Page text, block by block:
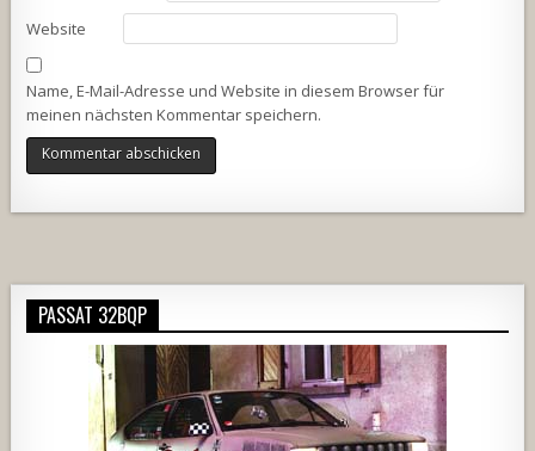
Website
Name, E-Mail-Adresse und Website in diesem Browser für
meinen nächsten Kommentar speichern.
PASSAT 32BQP